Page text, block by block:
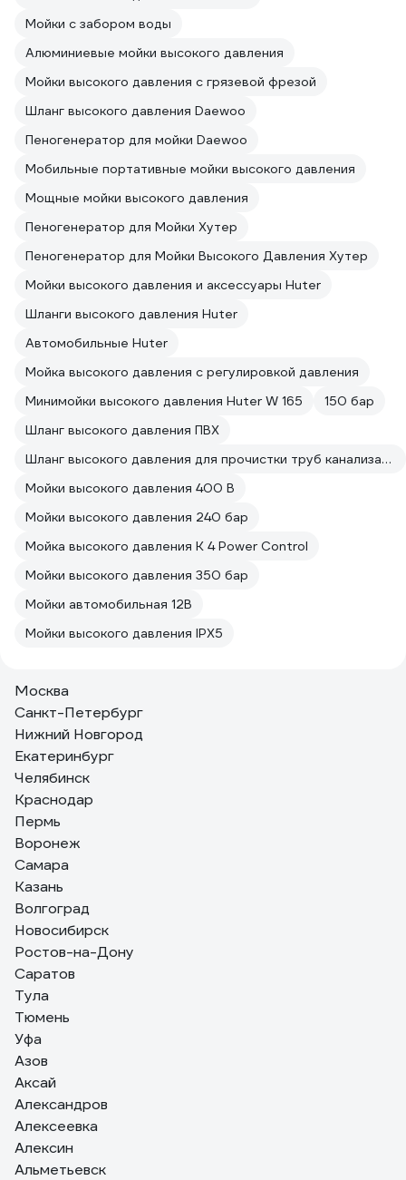
Мойки с забором воды
Алюминиевые мойки высокого давления
Мойки высокого давления с грязевой фрезой
Шланг высокого давления Daewoo
Пеногенератор для мойки Daewoo
Мобильные портативные мойки высокого давления
Мощные мойки высокого давления
Пеногенератор для Мойки Хутер
Пеногенератор для Мойки Высокого Давления Хутер
Мойки высокого давления и аксессуары Huter
Шланги высокого давления Huter
Автомобильные Huter
Мойка высокого давления с регулировкой давления
Минимойки высокого давления Huter W 165
150 бар
Шланг высокого давления ПВХ
Шланг высокого давления для прочистки труб канализации
Мойки высокого давления 400 В
Мойки высокого давления 240 бар
Мойка высокого давления K 4 Power Control
Мойки высокого давления 350 бар
Мойки автомобильная 12В
Мойки высокого давления IPX5
Москва
Санкт-Петербург
Нижний Новгород
Екатеринбург
Челябинск
Краснодар
Пермь
Воронеж
Самара
Казань
Волгоград
Новосибирск
Ростов-на-Дону
Саратов
Тула
Тюмень
Уфа
Азов
Аксай
Александров
Алексеевка
Алексин
Альметьевск